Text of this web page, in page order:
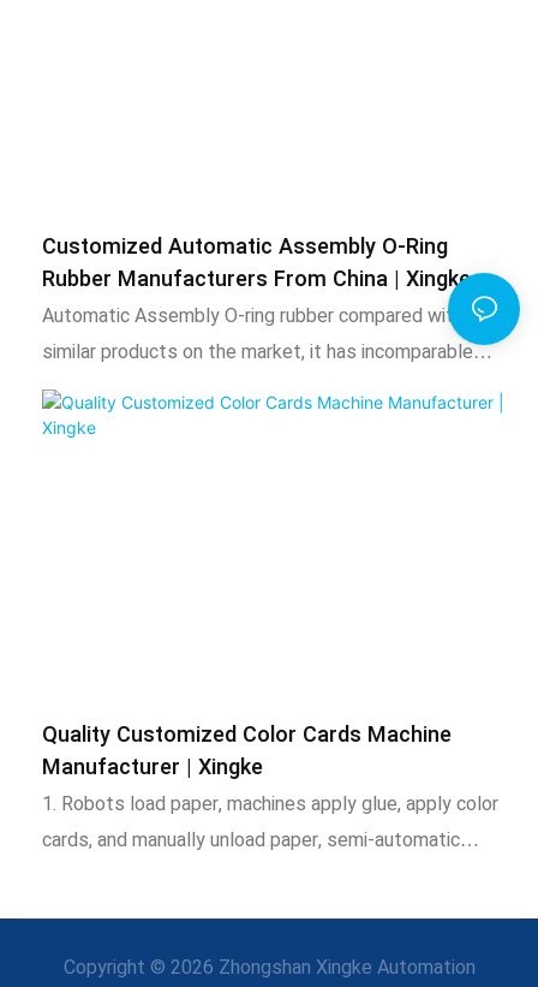
Customized Automatic Assembly O-Ring
Rubber Manufacturers From China | Xingke
Automatic Assembly O-ring rubber compared with
similar products on the market, it has incomparable
outstanding advantages in terms of performance,
quality, appearance, etc., and enjoys a good reputation in
Quality Customized Color Cards Machine
Manufacturer | Xingke
1. Robots load paper, machines apply glue, apply color
cards, and manually unload paper, semi-automatic
easy to learn.3. It supports changing the color card
Copyright © 2026 Zhongshan Xingke Automation